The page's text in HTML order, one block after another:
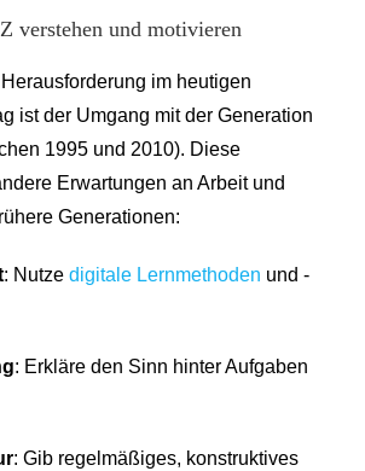
verstehen und motivieren
im heutigen
ist der Umgang mit der Generation
1995 und 2010). Diese
Erwartungen an Arbeit und
Generationen:
: Nutze digitale Lernmethoden und -
: Erkläre den Sinn hinter Aufgaben
: Gib regelmäßiges, konstruktives